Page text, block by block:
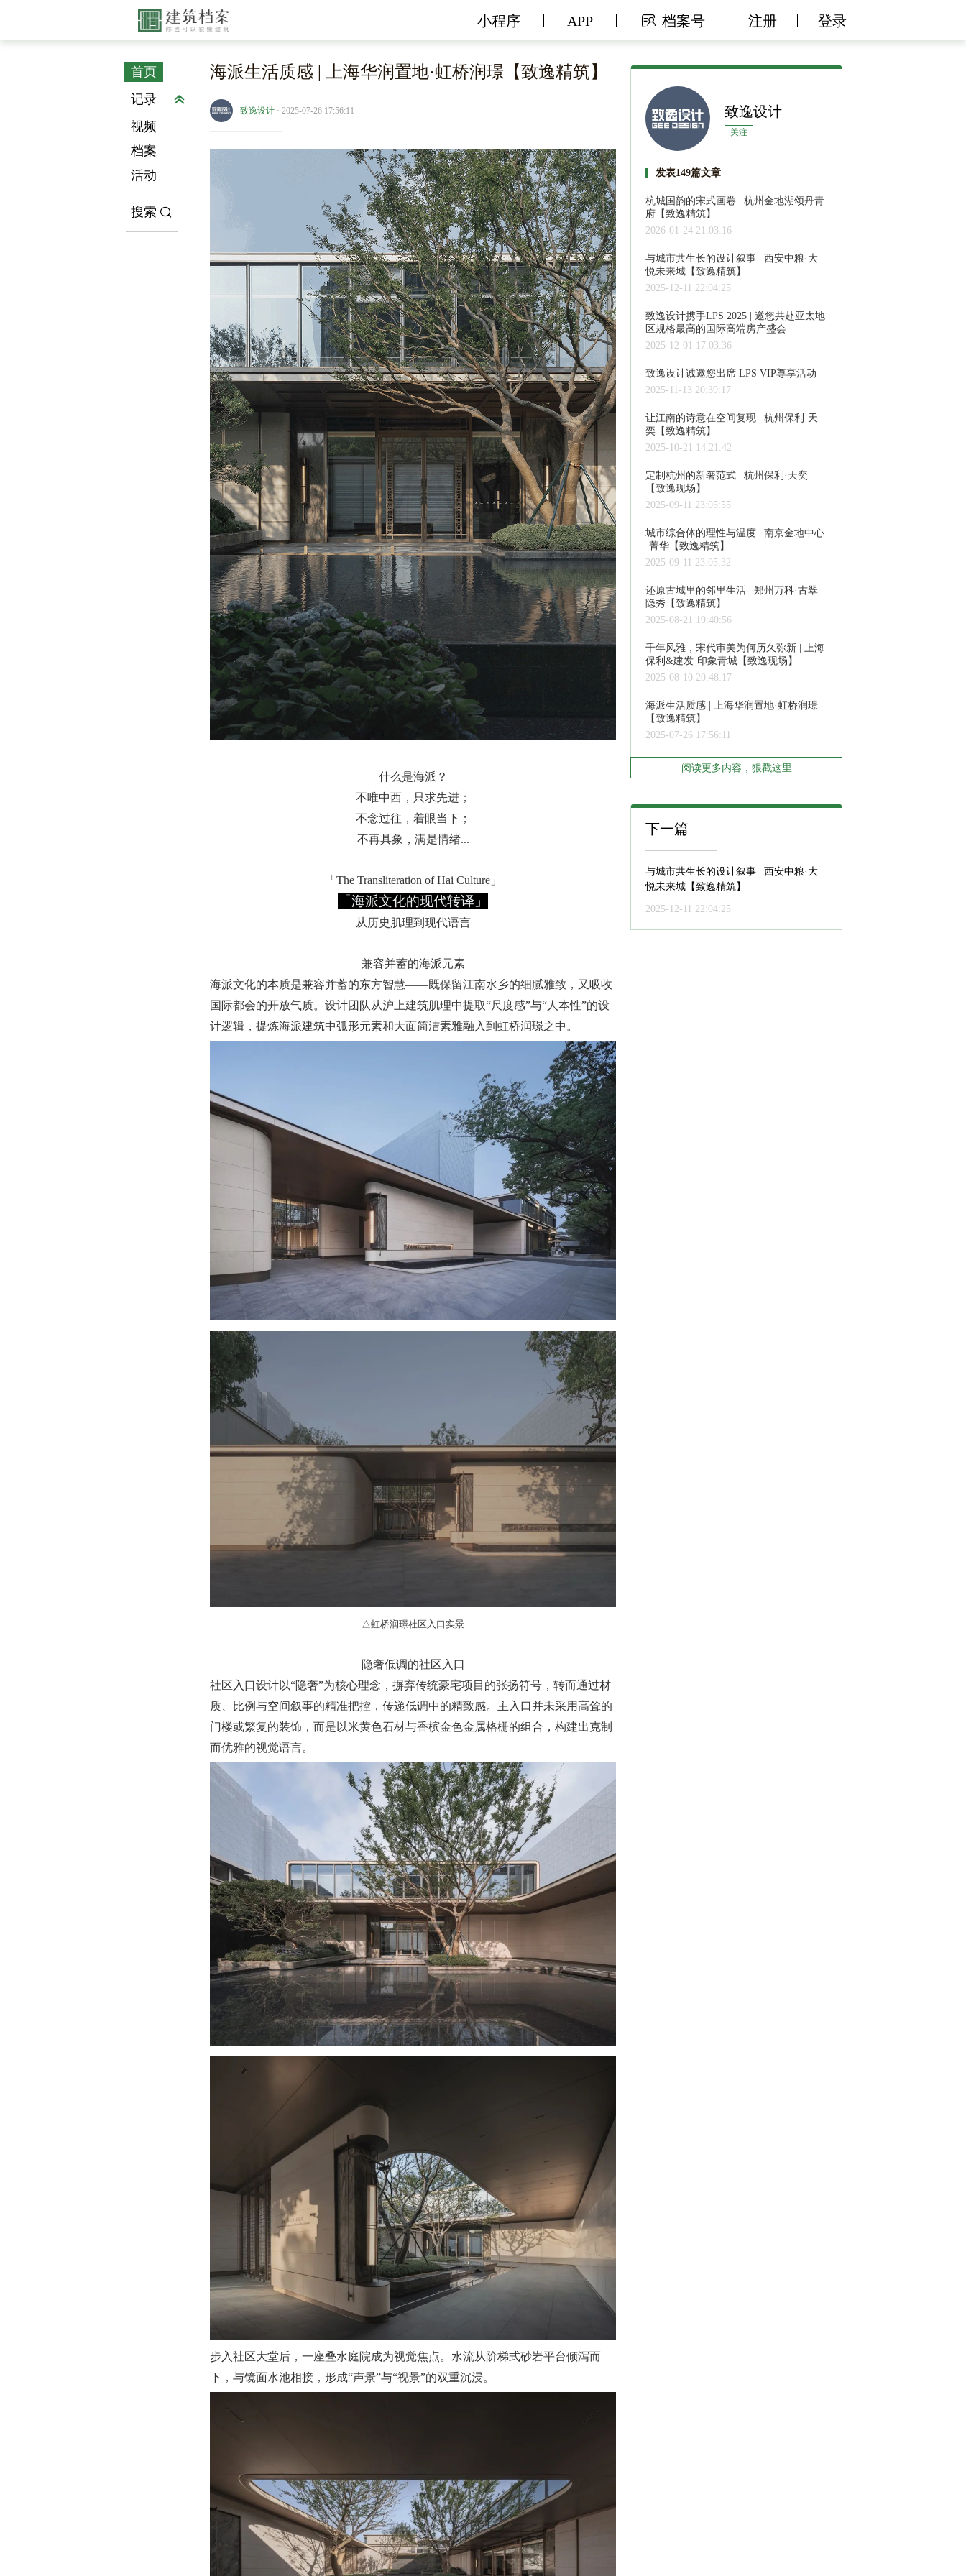
注册 登录
小程序 APP 档案号
首页
记录
视频
档案
活动
搜索
海派生活质感 | 上海华润置地·虹桥润璟【致逸精筑】
致逸设计 · 2025-07-26 17:56:11
什么是海派？
不唯中西，只求先进；
不念过往，着眼当下；
不再具象，满是情绪...
「The Transliteration of Hai Culture」
「海派文化的现代转译」
— 从历史肌理到现代语言 —
兼容并蓄的海派元素
海派文化的本质是兼容并蓄的东方智慧——既保留江南水乡的细腻雅致，又吸收
国际都会的开放气质。设计团队从沪上建筑肌理中提取“尺度感”与“人本性”的设
计逻辑，提炼海派建筑中弧形元素和大面简洁素雅融入到虹桥润璟之中。
△虹桥润璟社区入口实景
隐奢低调的社区入口
社区入口设计以“隐奢”为核心理念，摒弃传统豪宅项目的张扬符号，转而通过材
质、比例与空间叙事的精准把控，传递低调中的精致感。主入口并未采用高耸的
门楼或繁复的装饰，而是以米黄色石材与香槟金色金属格栅的组合，构建出克制
而优雅的视觉语言。
步入社区大堂后，一座叠水庭院成为视觉焦点。水流从阶梯式砂岩平台倾泻而
下，与镜面水池相接，形成“声景”与“视景”的双重沉浸。
致逸设计
关注
发表149篇文章
杭城国韵的宋式画卷 | 杭州金地湖颂丹青
府【致逸精筑】
2026-01-24 21:03:16
与城市共生长的设计叙事 | 西安中粮·大
悦未来城【致逸精筑】
2025-12-11 22:04:25
致逸设计携手LPS 2025 | 邀您共赴亚太地
区规格最高的国际高端房产盛会
2025-12-01 17:03:36
致逸设计诚邀您出席 LPS VIP尊享活动
2025-11-13 20:39:17
让江南的诗意在空间复现 | 杭州保利·天
奕【致逸精筑】
2025-10-21 14:21:42
定制杭州的新奢范式 | 杭州保利·天奕
【致逸现场】
2025-09-11 23:05:55
城市综合体的理性与温度 | 南京金地中心
·菁华【致逸精筑】
2025-09-11 23:05:32
还原古城里的邻里生活 | 郑州万科·古翠
隐秀【致逸精筑】
2025-08-21 19:40:56
千年风雅，宋代审美为何历久弥新 | 上海
保利&建发·印象青城【致逸现场】
2025-08-10 20:48:17
海派生活质感 | 上海华润置地·虹桥润璟
【致逸精筑】
2025-07-26 17:56:11
阅读更多内容，狠戳这里
下一篇
与城市共生长的设计叙事 | 西安中粮·大
悦未来城【致逸精筑】
2025-12-11 22:04:25